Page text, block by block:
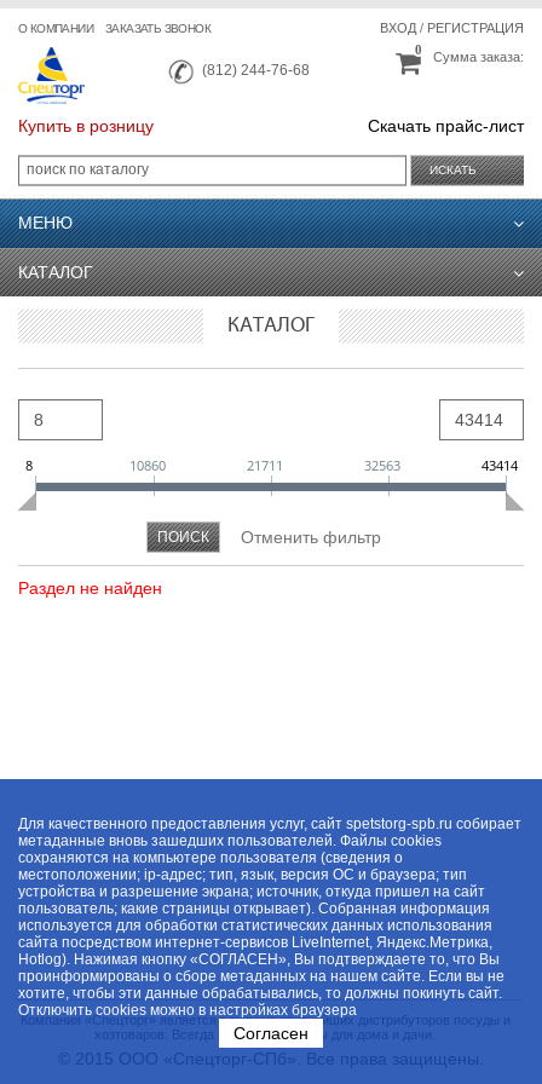
О КОМПАНИИ ЗАКАЗАТЬ ЗВОНОК
(812) 244-76-68
ВХОД/ РЕГИСТРАЦИЯ
Сумма заказа:
0
Купить в розницу Скачать прайс-лист
ИСКАТЬ
МЕНЮ
КАТАЛОГ
КАТАЛОГ
8 10860 21711 32563 43414
Раздел не найден
Компания «Спецторг» является одним из крупнейших дистрибуторов посуды и
хозтоваров. Всегда в наличии товары для дома и дачи.
© 2015 ООО «Спецторг-СПб». Все права защищены.
Для качественного предоставления услуг, сайт spetstorg-spb.ru собирает
метаданные вновь зашедших пользователей. Файлы cookies
сохраняются на компьютере пользователя (сведения о
местоположении; ip-адрес; тип, язык, версия ОС и браузера; тип
устройства и разрешение экрана; источник, откуда пришел на сайт
пользователь; какие страницы открывает). Собранная информация
используется для обработки статистических данных использования
сайта посредством интернет-сервисов LiveInternet, Яндекс.Метрика,
Hotlog). Нажимая кнопку «СОГЛАСЕН», Вы подтверждаете то, что Вы
проинформированы о сборе метаданных на нашем сайте. Если вы не
хотите, чтобы эти данные обрабатывались, то должны покинуть сайт.
Отключить cookies можно в настройках браузера
Согласен